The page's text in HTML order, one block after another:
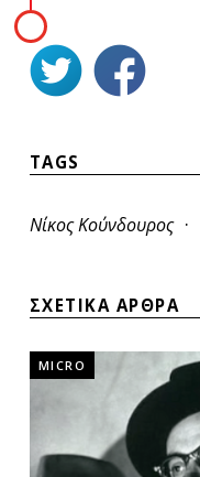
TAGS
Νίκος Κούνδουρος ·
ΣΧΕΤΙΚΑ ΑΡΘΡΑ
MICRO